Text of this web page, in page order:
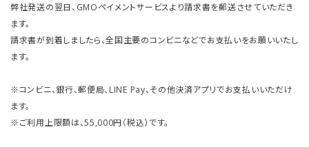
弊社発送の翌日、GMOペイメントサービスより請求書を郵送させていただき
ます。
請求書が到着しましたら、全国主要のコンビニなどでお支払いをお願いいたし
ます。
※コンビニ、銀行、郵便局、LINE Pay、その他決済アプリでお支払いいただけ
ます。
※ご利用上限額は、55,000円（税込）です。